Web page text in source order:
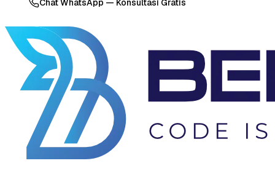
Chat WhatsApp — Konsultasi Gratis